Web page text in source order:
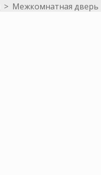
> Межкомнатная дверь